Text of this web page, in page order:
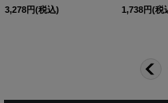
3,278円(税込) 1,738円(税